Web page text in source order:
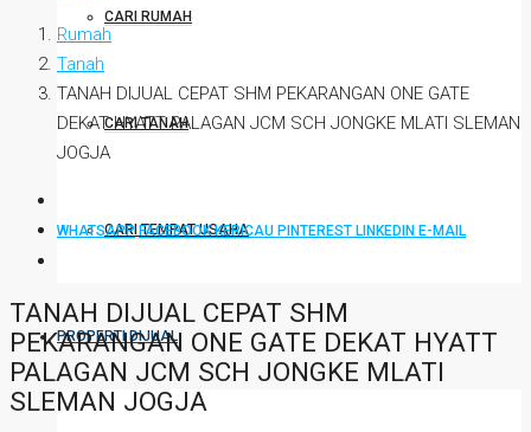
CARI RUMAH
CARI TANAH
CARI TEMPAT USAHA
PROPERTI DIJUAL
Rumah
Tanah
TANAH DIJUAL CEPAT SHM PEKARANGAN ONE GATE
DEKAT HYATT PALAGAN JCM SCH JONGKE MLATI SLEMAN
JOGJA
WHATSAPP FACEBOOKKERICAU PINTEREST LINKEDIN E-MAIL
TANAH DIJUAL CEPAT SHM
PEKARANGAN ONE GATE DEKAT HYATT
PALAGAN JCM SCH JONGKE MLATI
SLEMAN JOGJA